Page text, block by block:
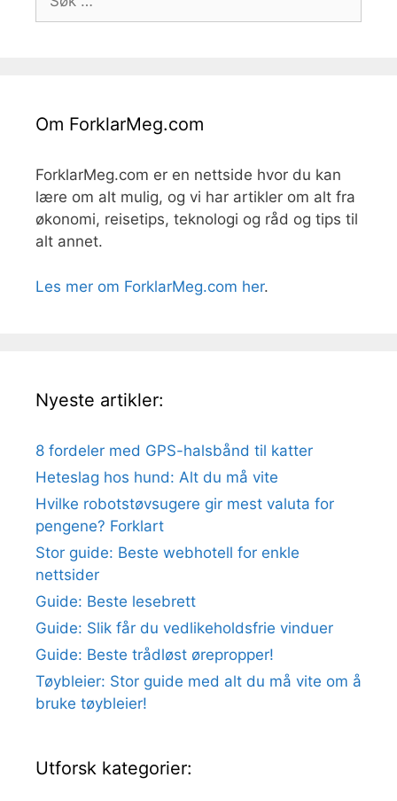
etter:
Om ForklarMeg.com
ForklarMeg.com er en nettside hvor du kan
lære om alt mulig, og vi har artikler om alt fra
økonomi, reisetips, teknologi og råd og tips til
alt annet.
Les mer om ForklarMeg.com her.
Nyeste artikler:
8 fordeler med GPS-halsbånd til katter
Heteslag hos hund: Alt du må vite
Hvilke robotstøvsugere gir mest valuta for
pengene? Forklart
Stor guide: Beste webhotell for enkle
nettsider
Guide: Beste lesebrett
Guide: Slik får du vedlikeholdsfrie vinduer
Guide: Beste trådløst ørepropper!
Tøybleier: Stor guide med alt du må vite om å
bruke tøybleier!
Utforsk kategorier: